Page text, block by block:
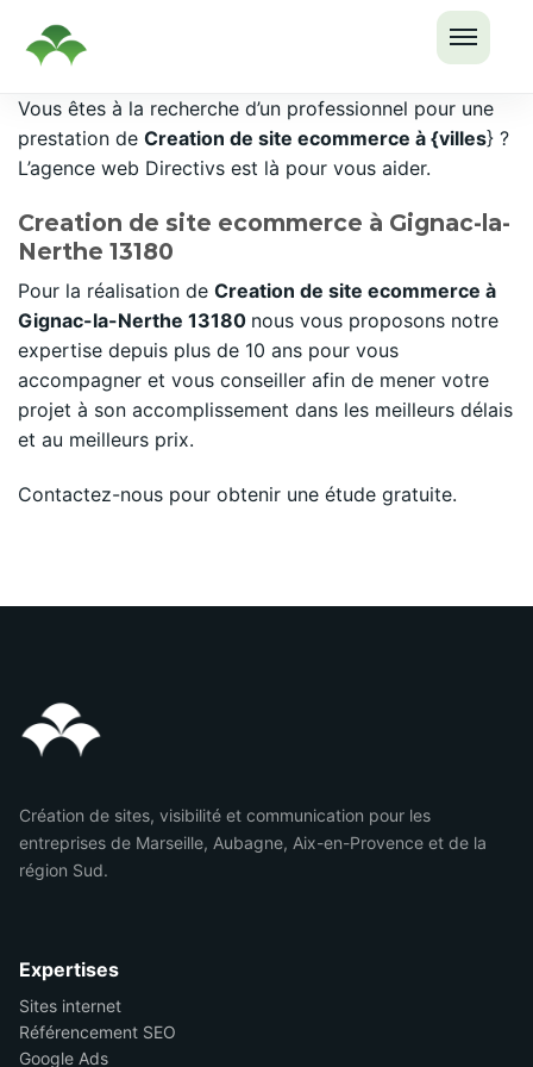
LE
Passer
au
contenu
Vous êtes à la recherche d’un professionnel pour une
prestation de Creation de site ecommerce à {villes} ?
L’agence web Directivs est là pour vous aider.
Creation de site ecommerce à Gignac-la-
Nerthe 13180
Pour la réalisation de Creation de site ecommerce à
Gignac-la-Nerthe 13180 nous vous proposons notre
expertise depuis plus de 10 ans pour vous
accompagner et vous conseiller afin de mener votre
projet à son accomplissement dans les meilleurs délais
et au meilleurs prix.
Contactez-nous pour obtenir une étude gratuite.
Création de sites, visibilité et communication pour les
entreprises de Marseille, Aubagne, Aix-en-Provence et de la
région Sud.
Expertises
Sites internet
Référencement SEO
Google Ads